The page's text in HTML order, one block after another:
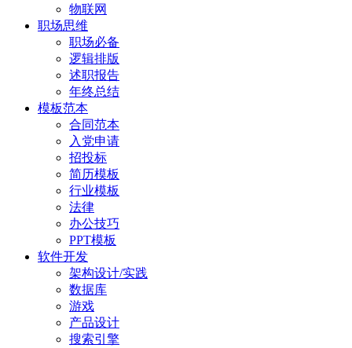
物联网
职场思维
职场必备
逻辑排版
述职报告
年终总结
模板范本
合同范本
入党申请
招投标
简历模板
行业模板
法律
办公技巧
PPT模板
软件开发
架构设计/实践
数据库
游戏
产品设计
搜索引擎